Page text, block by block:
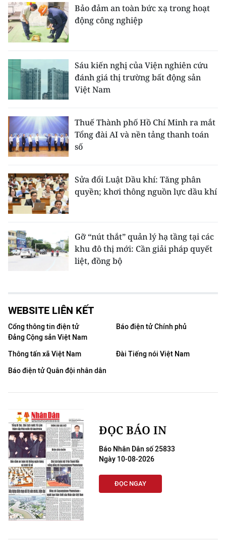
Bảo đảm an toàn bức xạ trong hoạt
động công nghiệp
Sáu kiến nghị của Viện nghiên cứu
đánh giá thị trường bất động sản
Việt Nam
Thuế Thành phố Hồ Chí Minh ra mắt
Tổng đài AI và nền tảng thanh toán
số
Sửa đổi Luật Dầu khí: Tăng phân
quyền; khơi thông nguồn lực dầu khí
Gỡ “nút thắt” quản lý hạ tầng tại các
khu đô thị mới: Cần giải pháp quyết
liệt, đồng bộ
WEBSITE LIÊN KẾT
Cổng thông tin điện tử
Đảng Cộng sản Việt Nam
Báo điện tử Chính phủ
Thông tấn xã Việt Nam
Đài Tiếng nói Việt Nam
Báo điện tử Quân đội nhân dân
ĐỌC BÁO IN
Báo Nhân Dân số 25833
Ngày 10-08-2026
ĐỌC NGAY